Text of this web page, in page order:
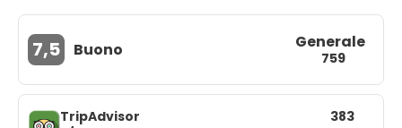
7,5 Buono Generale
759
TripAdvisor
383